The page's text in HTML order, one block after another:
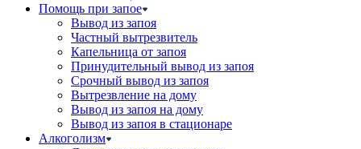
Помощь при запое
Вывод из запоя
Частный вытрезвитель
Капельница от запоя
Принудительный вывод из запоя
Срочный вывод из запоя
Вытрезвление на дому
Вывод из запоя на дому
Вывод из запоя в стационаре
Алкоголизм